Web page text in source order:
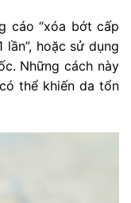
cáo “xóa bớt cấp
hoặc sử dụng
Những cách này
thể khiến da tổn